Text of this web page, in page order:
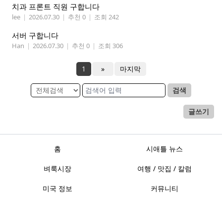
치과 프론트 직원 구합니다
lee | 2026.07.30 | 추천 0 | 조회 242
서버 구합니다
Han | 2026.07.30 | 추천 0 | 조회 306
1 » 마지막
검색
글쓰기
홈 시애틀 뉴스
벼룩시장 여행 / 맛집 / 칼럼
미국 정보 커뮤니티